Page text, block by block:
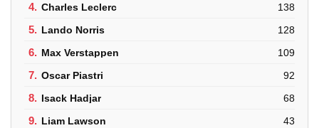
4. Charles Leclerc 138
5. Lando Norris 128
6. Max Verstappen 109
7. Oscar Piastri 92
8. Isack Hadjar 68
9. Liam Lawson 43